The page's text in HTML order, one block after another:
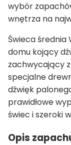
wybór
wnętrza na
Świeca średnia
domu kojący
zachwycający
specjalne
dźwięk
prawidłowe
świec i szeroki
Opis